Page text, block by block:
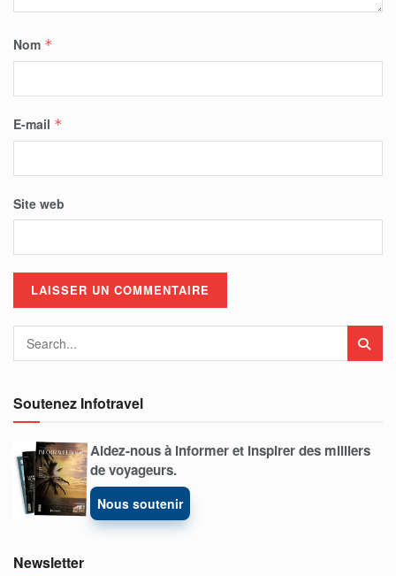
Nom *
E-mail *
Site web
Soutenez Infotravel
Aidez-nous à informer et inspirer des milliers
de voyageurs.
Nous soutenir
Newsletter